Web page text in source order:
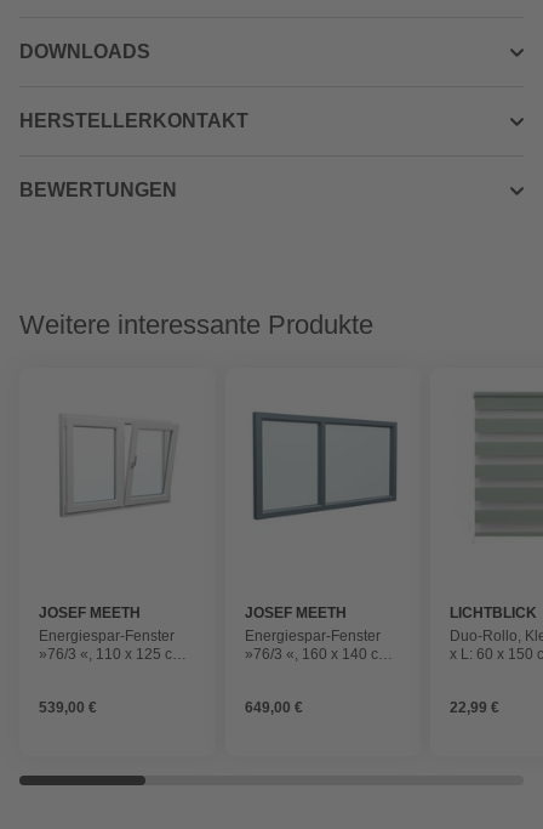
DOWNLOADS
HERSTELLERKONTAKT
BEWERTUNGEN
Weitere interessante Produkte
JOSEF MEETH
FENSTER UND
TÜREN
Energiespar-Fenster
»76/3 «, 110 x 125 cm
539,00 €
JOSEF MEETH
FENSTER UND
TÜREN
Energiespar-Fenster
»76/3 «, 160 x 140 cm
649,00 €
LICHTBLICK
Duo-Rollo,
x L: 60 x 150
22,99 €